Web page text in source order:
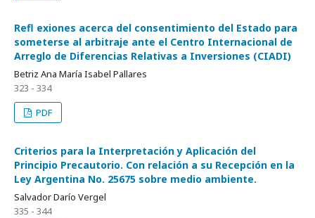
Refl exiones acerca del consentimiento del Estado para
someterse al arbitraje ante el Centro Internacional de
Arreglo de Diferencias Relativas a Inversiones (CIADI)
Betriz Ana María Isabel Pallares
323 - 334
PDF
Criterios para la Interpretación y Aplicación del
Principio Precautorio. Con relación a su Recepción en la
Ley Argentina No. 25675 sobre medio ambiente.
Salvador Darío Vergel
335 - 344